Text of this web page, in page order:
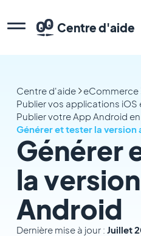
Centre d'aide
Centre d'aide
eCommerce
Publier vos applications iOS
Publier votre App Android
Générer et tester la version
Générer
la
Android
Dernière mise à jour : Juillet